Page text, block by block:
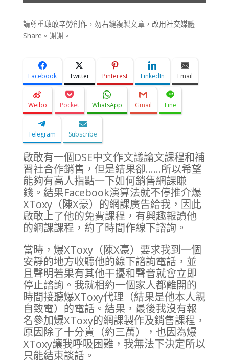
請尊重啟敢辛勞創作，勿右鍵複製文章，改用社交媒體
Share。謝謝。
Facebook Twitter Pinterest LinkedIn Email
Weibo Pocket WhatsApp Gmail Line
Telegram Subscribe
啟敢有一個DSE中文作文議論文課程和補
習社合作銷售，但是結果卻......所以希望
能夠有高人指點一下如何銷售網課賺
錢。結果Facebook演算法就不停推介爆
XToxy（陳X豪）的網課廣告給我，因此
啟敢上了他的免費課程，有興趣報讀他
的網課課程，約了時間作線下諮詢。
當時，爆XToxy（陳X豪）要求我到一個
安靜的地方收聽他的線下諮詢電話，並
且聲明若果有其他干擾和聲音就會立即
停止諮詢。我就相約一個家人都離開的
時間接聽爆XToxy代理（結果是他本人親
自致電）的電話。結果，最後我沒有報
名參加爆XToxy的網課製作及銷售課程，
原因除了十分貴（約三萬），也因為爆
XToxy讓我呼吸困難，我無法下決定所以
只能結束談話。